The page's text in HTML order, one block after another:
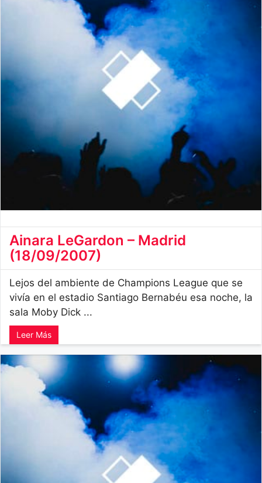
Ainara LeGardon – Madrid
(18/09/2007)
Lejos del ambiente de Champions League que se
vivía en el estadio Santiago Bernabéu esa noche, la
sala Moby Dick ...
Leer Más